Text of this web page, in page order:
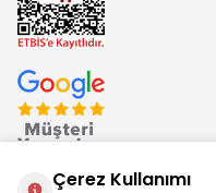
Çerez Kullanımı